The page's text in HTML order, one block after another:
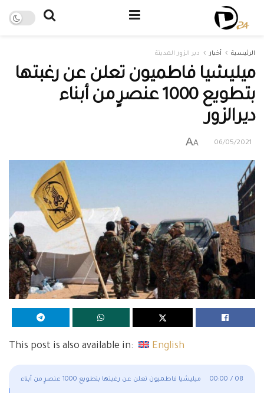
الرئيسية أخبار دير الزور المدينة
ميليشيا فاطميون تعلن عن رغبتها
بتطويع 1000 عنصرٍ من أبناء
ديرالزور
06/05/2021
A
A
This post is also available in: English
ميليشيا فاطميون تعلن عن رغبتها بتطويع 1000 عنصرٍ من أبناء 00:00 / 08